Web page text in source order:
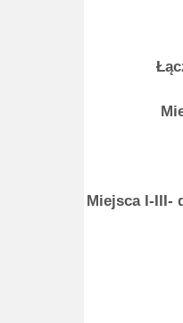
Miejsca I-III-